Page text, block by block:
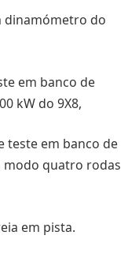
dinamómetro do
em banco de
kW do 9X8,
teste em banco de
modo quatro rodas
em pista.